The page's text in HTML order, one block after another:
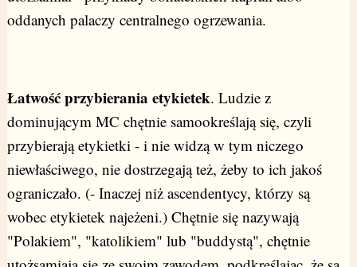
oddanych palaczy centralnego ogrzewania.
Łatwość przybierania etykietek. Ludzie z
dominującym MC chętnie samookreślają się, czyli
przybierają etykietki - i nie widzą w tym niczego
niewłaściwego, nie dostrzegają też, żeby to ich jakoś
ograniczało. (- Inaczej niż ascendentycy, którzy są
wobec etykietek najeżeni.) Chętnie się nazywają
"Polakiem", "katolikiem" lub "buddystą", chętnie